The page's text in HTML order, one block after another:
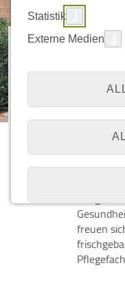
zahlt
Vom
​​​​​​​Die
freuen
Statistik
Externe Medien